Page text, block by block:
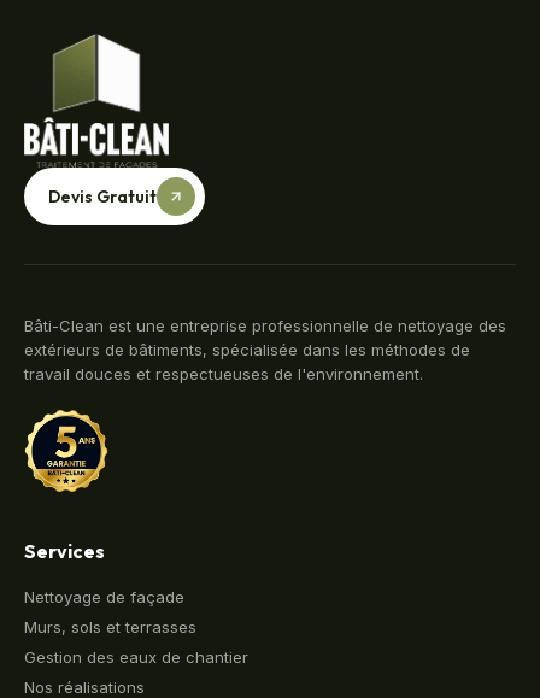
Devis Gratuit
Bâti-Clean est une entreprise professionnelle de nettoyage des
extérieurs de bâtiments, spécialisée dans les méthodes de
travail douces et respectueuses de l'environnement.
Services
Nettoyage de façade
Murs, sols et terrasses
Gestion des eaux de chantier
Nos réalisations